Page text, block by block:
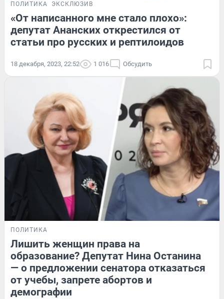
ПОЛИТИКА ЭКСКЛЮЗИВ
«От написанного мне стало плохо»:
депутат Ананских открестился от
статьи про русских и рептилоидов
18 декабря, 2023, 22:52 1 016 Обсудить
ПОЛИТИКА
Лишить женщин права на
образование? Депутат Нина Останина
— о предложении сенатора отказаться
от учебы, запрете абортов и
демографии